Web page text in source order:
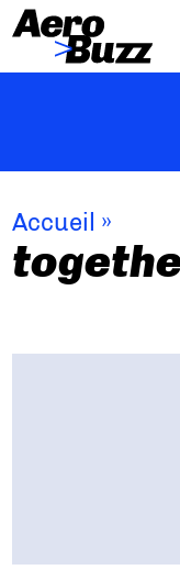
Accueil »